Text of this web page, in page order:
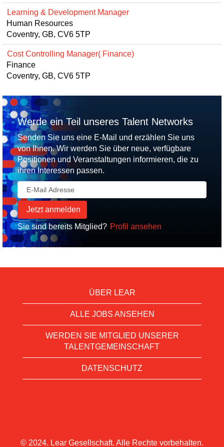
Learning & Development Manager
Human Resources
Coventry, GB, CV6 5TP
Cost Controlling Manager( Finance)
Finance
Coventry, GB, CV6 5TP
Werde ein Teil unseres Talent Networks
Senden Sie uns eine E-Mail und erzählen Sie uns
von Ihnen. Wir werden Sie über neue, verfügbare
Positionen und Veranstaltungen informieren, die zu
ihren Interessen passen.
Sie sind bereits Mitglied? Profil ansehen
ÜBER LEAR
ALLE JOBS ANSEHEN
WERDEN SIE MITGLIED UNSERER
TALENTGEMEINSCHAFT
DATENSCHUTZ
© 2024. Lear Gesellschaft. Alle Rechte vorbehalten.